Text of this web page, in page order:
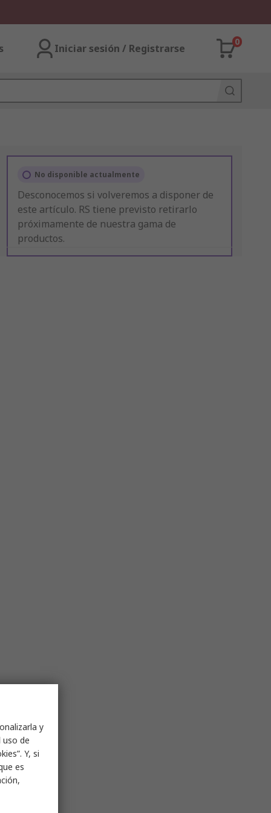
Iniciar sesión / Registrarse
0
No disponible actualmente
Desconocemos si volveremos a disponer de
este artículo. RS tiene previsto retirarlo
próximamente de nuestra gama de
productos.
y
uso de
Y, si
es